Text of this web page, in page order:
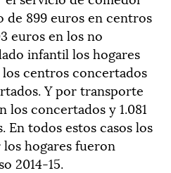
de 899 euros en centros
eurosen losno
infantil los hogares
loscentros concertados
. Ypor transporte
losconcertados y 1.081
. En todos estos casos los
hogares fueron
2014-15.